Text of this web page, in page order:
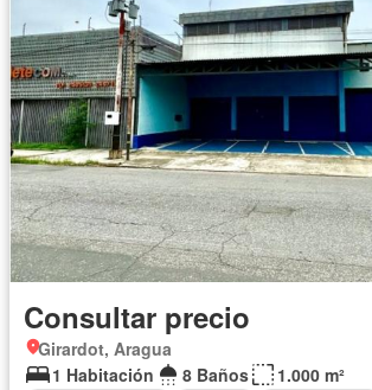
Consultar precio
Girardot, Aragua
1 Habitación
8 Baños
1.000 m²